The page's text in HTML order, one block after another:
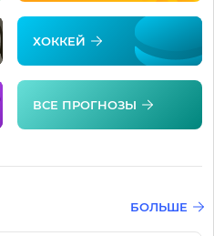
ХОККЕЙ
ВСЕ ПРОГНОЗЫ
БОЛЬШЕ